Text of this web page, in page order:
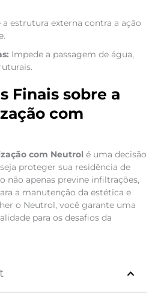
a estrutura externa contra a ação
Impede a passagem de água,
Finais sobre a
com
com Neutrol é uma decisão
proteger sua residência de
não apenas previne infiltrações,
a manutenção da estética e
o Neutrol, você garante uma
para os desafios da